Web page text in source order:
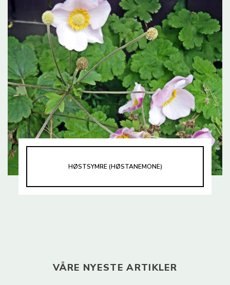
HØSTSYMRE (HØSTANEMONE)
VÅRE NYESTE ARTIKLER